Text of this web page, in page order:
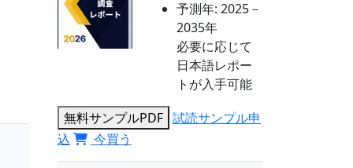
予測年: 2025－
2035年
必要に応じて
日本語レポー
トが入手可能
無料サンプルPDF 試読サンプル申
込
今買う